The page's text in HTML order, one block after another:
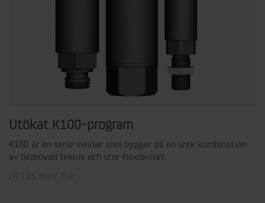
Utökat K100-program
K100 är en serie svivlar som bygger på en unik kombination
av beprövad teknik och stor flexibilitet.
Läs mer här